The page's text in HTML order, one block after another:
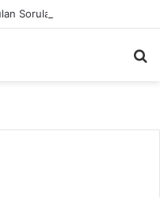
Sorular ve Cevaplar